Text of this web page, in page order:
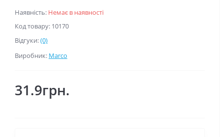
Наявність: Немає в наявності
Код товару: 10170
Відгуки:(0)
Виробник: Marco
31.9грн.